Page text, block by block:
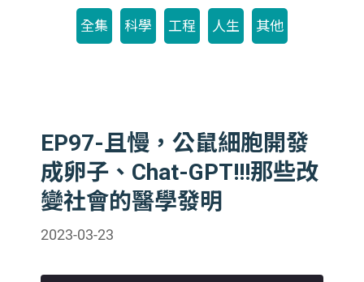
全集 科學 工程 人生 其他
EP97-且慢，公鼠細胞開發
成卵子、Chat-GPT!!!那些改
變社會的醫學發明
2023-03-23